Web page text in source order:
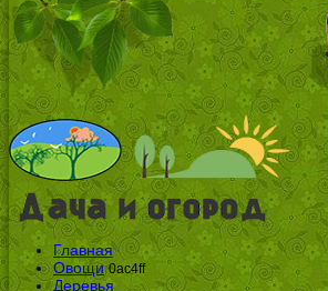
Главная
Овощи 0ac4ff
Деревья